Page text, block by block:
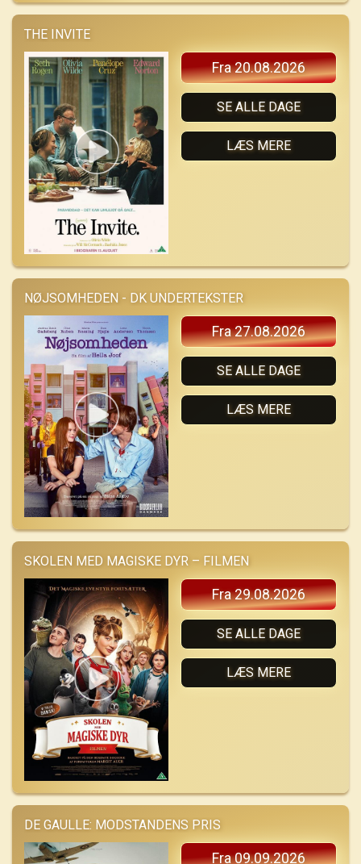
THE INVITE
Fra 20.08.2026
SE ALLE DAGE
LÆS MERE
NØJSOMHEDEN - DK UNDERTEKSTER
Fra 27.08.2026
SE ALLE DAGE
LÆS MERE
SKOLEN MED MAGISKE DYR – FILMEN
Fra 29.08.2026
SE ALLE DAGE
LÆS MERE
DE GAULLE: MODSTANDENS PRIS
Fra 09.09.2026